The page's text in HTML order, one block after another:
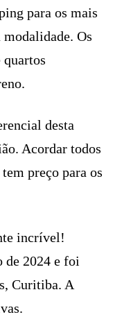
para os mais
Os
quartos
desta
Acordar todos
preço para os
incrível!
de 2024 e foi
Curitiba. A